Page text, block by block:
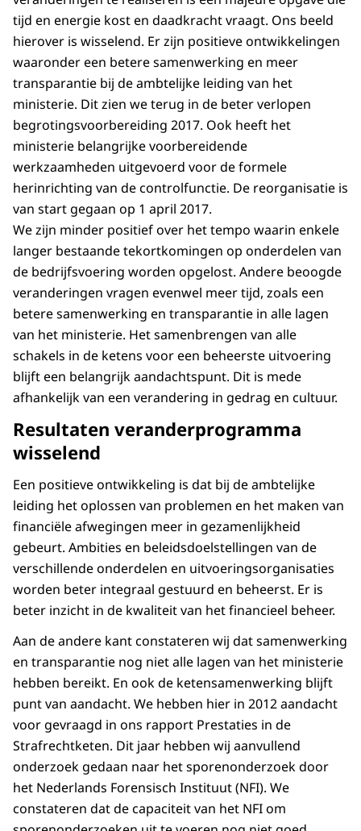
tijd en energie kost en daadkracht vraagt. Ons beeld
hierover is wisselend. Er zijn positieve ontwikkelingen
waaronder een betere samenwerking en meer
transparantie bij de ambtelijke leiding van het
ministerie. Dit zien we terug in de beter verlopen
begrotingsvoorbereiding 2017. Ook heeft het
ministerie belangrijke voorberei­dende
werkzaamheden uitgevoerd voor de formele
herinrichting van de controlfunctie. De reorganisatie is
van start gegaan op 1 april 2017.
We zijn minder positief over het tempo waarin enkele
langer bestaande tekortkomingen op onderdelen van
de bedrijfsvoering worden opgelost. Andere beoogde
veranderingen vragen evenwel meer tijd, zoals een
betere samenwerking en transparantie in alle lagen
van het ministerie. Het samenbrengen van alle
schakels in de ketens voor een beheerste uitvoering
blijft een belangrijk aandachtspunt. Dit is mede
afhankelijk van een verandering in gedrag en cultuur.
Resultaten veranderprogramma
wisselend
Een positieve ontwikkeling is dat bij de ambtelijke
leiding het oplossen van problemen en het maken van
financiële afwegingen meer in gezamenlijkheid
gebeurt. Ambities en beleidsdoelstellingen van de
verschillende onderdelen en uitvoeringsorganisaties
worden beter integraal gestuurd en beheerst. Er is
beter inzicht in de kwaliteit van het financieel beheer.
Aan de andere kant constateren wij dat samenwerking
en transparantie nog niet alle lagen van het ministerie
hebben bereikt. En ook de ketensamenwerking blijft
punt van aandacht. We hebben hier in 2012 aandacht
voor gevraagd in ons rapport Prestaties in de
Strafrechtketen. Dit jaar hebben wij aanvullend
onderzoek gedaan naar het sporenonderzoek door
het Nederlands Forensisch Instituut (NFI). We
constateren dat de capaciteit van het NFI om